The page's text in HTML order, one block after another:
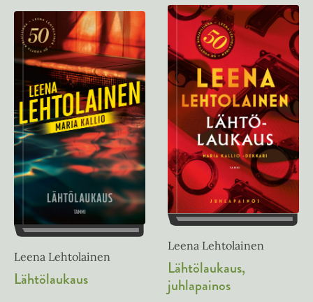
Leena Lehtolainen
Lähtölaukaus
Leena Lehtolainen
Lähtölaukaus,
juhlapainos